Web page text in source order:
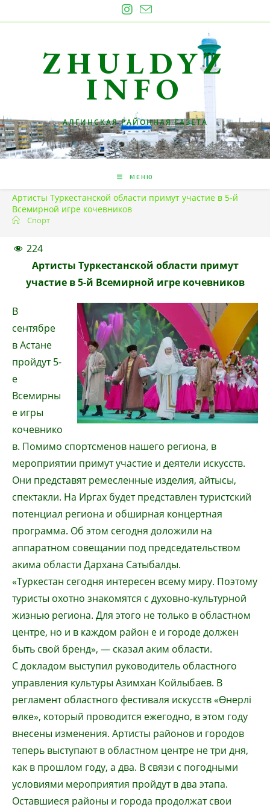
к
ZHULDYZ
INFO
АЛГИНСКАЯ РАЙОННАЯ ГАЗЕТА
МЕНЮ
Артисты Туркестанской области примут участие в 5-й
Всемирной игре кочевников
Спорт
224
Артисты Туркестанской области примут
участие в 5-й Всемирной игре кочевников
В
сентябре
в Астане
пройдут 5-
е
Всемирны
е игры
кочевнико
в. Помимо спортсменов нашего региона, в
мероприятии примут участие и деятели искусств.
Они представят ремесленные изделия, айтысы,
спектакли. На Иргах будет представлен туристский
потенциал региона и обширная концертная
программа. Об этом сегодня доложили на
аппаратном совещании под председательством
акима области Дархана Сатыбалды.
«Туркестан сегодня интересен всему миру. Поэтому
туристы охотно знакомятся с духовно-культурной
жизнью региона. Для этого не только в областном
центре, но и в каждом район е и городе должен
быть свой бренд», — сказал аким области.
С докладом выступил руководитель областного
управления культуры Азимхан Койлыбаев. В
регламент областного фестиваля искусств «Өнерлі
өлке», который проводится ежегодно, в этом году
внесены изменения. Артисты районов и городов
теперь выступают в областном центре не три дня,
как в прошлом году, а два. В связи с погодными
условиями мероприятия пройдут в два этапа.
Оставшиеся районы и города продолжат свои